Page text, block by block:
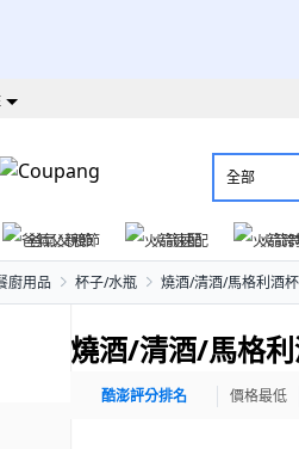
全部
爸氣父親節
火箭速配 火箭
廚用品 杯子/水瓶 燒酒/清酒/馬格利酒杯
燒酒/清酒/馬格
酷澎評分排名 價格最低